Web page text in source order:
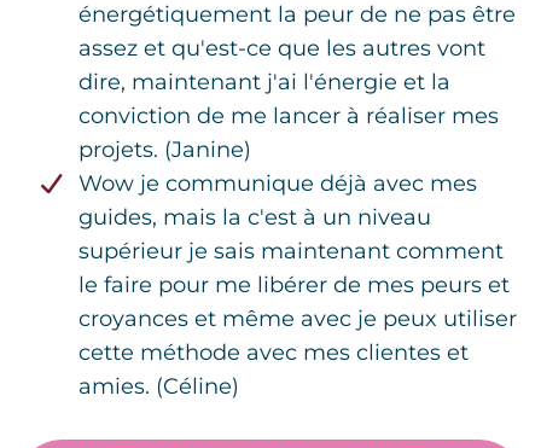
énergétiquement la peur de ne pas être
assez et qu'est-ce que les autres vont
dire, maintenant j'ai l'énergie et la
conviction de me lancer à réaliser mes
projets. (Janine)
Wow je communique déjà avec mes
guides, mais la c'est à un niveau
supérieur je sais maintenant comment
le faire pour me libérer de mes peurs et
croyances et même avec je peux utiliser
cette méthode avec mes clientes et
amies. (Céline)